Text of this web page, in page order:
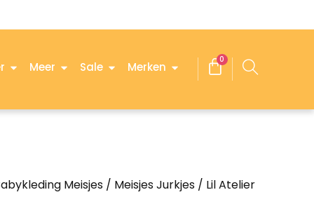
Meer Sale Merken
0
Meisjes / Meisjes Jurkjes / Lil Atelier